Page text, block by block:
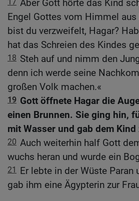
17 Aber Gott hörte das Kind
Engel Gottes vom Himmel aus
bist du verzweifelt, Hagar?
hat das Schreien des Kindes
18 Steh auf und nimm den
denn ich werde seine
großen Volk machen.«
19 Gott öffnete Hagar die
einen Brunnen. Sie ging hin,
mit Wasser und gab dem
20 Auch weiterhin half Gott
wuchs heran und wurde ein
21
Er lebte in der Wüste Paran
gab ihm eine Ägypterin zur